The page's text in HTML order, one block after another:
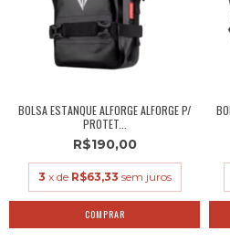
BOLSA ESTANQUE ALFORGE ALFORGE P/
PROTET...
R$190,00
3 x de R$63,33 sem juros